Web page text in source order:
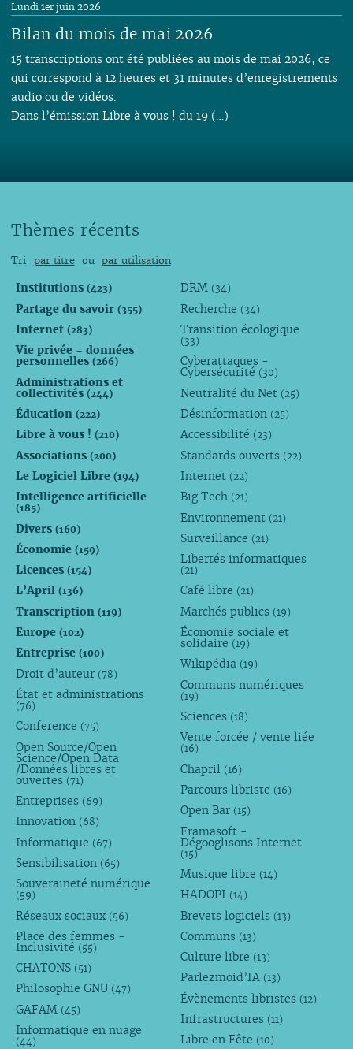
Bilan du mois de mai 2026
Lundi 1er juin 2026
15 transcriptions ont été publiées au mois de mai 2026, ce
qui correspond à 12 heures et 31 minutes d’enregistrements
audio ou de vidéos.
Dans l’émission Libre à vous ! du 19 (…)
Thèmes récents
Tri par titre ou par utilisation
Institutions (423)
Partage du savoir (355)
Internet (283)
Vie privée - données
personnelles (266)
Administrations et
collectivités (244)
Éducation (222)
Libre à vous ! (210)
Associations (200)
Le Logiciel Libre (194)
Intelligence artificielle
(185)
Divers (160)
Économie (159)
Licences (154)
L’April (136)
Transcription (119)
Europe (102)
Entreprise (100)
Droit d’auteur (78)
État et administrations
(76)
Conference (75)
Open Source/Open
Science/Open Data
/Données libres et
ouvertes (71)
Entreprises (69)
Innovation (68)
Informatique (67)
Sensibilisation (65)
Souveraineté numérique
(59)
Réseaux sociaux (56)
Place des femmes -
Inclusivité (55)
CHATONS (51)
Philosophie GNU (47)
GAFAM (45)
Informatique en nuage
(44)
DRM (34)
Recherche (34)
Transition écologique
(33)
Cyberattaques -
Cybersécurité (30)
Neutralité du Net (25)
Désinformation (25)
Accessibilité (23)
Standards ouverts (22)
Internet (22)
Big Tech (21)
Environnement (21)
Surveillance (21)
Libertés informatiques
(21)
Café libre (21)
Marchés publics (19)
Économie sociale et
solidaire (19)
Wikipédia (19)
Communs numériques
(19)
Sciences (18)
Vente forcée / vente liée
(16)
Chapril (16)
Parcours libriste (16)
Open Bar (15)
Framasoft -
Dégooglisons Internet
(15)
Musique libre (14)
HADOPI (14)
Brevets logiciels (13)
Communs (13)
Culture libre (13)
Parlezmoid’IA (13)
Évènements libristes (12)
Infrastructures (11)
Libre en Fête (10)